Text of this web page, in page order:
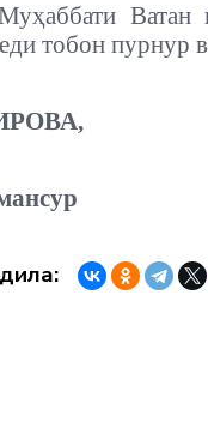
Ватан
тобон пурнур